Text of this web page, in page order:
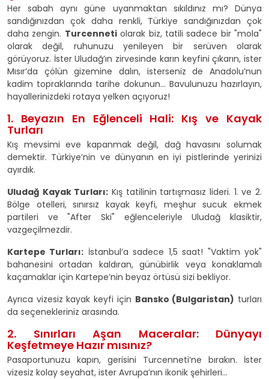
Her sabah aynı güne uyanmaktan sıkıldınız mı? Dünya
sandığınızdan çok daha renkli, Türkiye sandığınızdan çok
daha zengin. Turcennetiolarak biz, tatili sadece bir "mola"
olarak değil, ruhunuzu yenileyen bir serüven olarak
görüyoruz. İster Uludağ’ın zirvesinde karın keyfini çıkarın, ister
Mısır’da çölün gizemine dalın, isterseniz de Anadolu’nun
kadim topraklarında tarihe dokunun... Bavulunuzu hazırlayın,
hayallerinizdeki rotaya yelken açıyoruz!
1. Beyazın En Eğlenceli Hali: Kış ve Kayak
Turları
Kış mevsimi eve kapanmak değil, dağ havasını solumak
demektir. Türkiye’nin ve dünyanın en iyi pistlerinde yerinizi
ayırdık.
Uludağ Kayak Turları: Kış tatilinin tartışmasız lideri. 1. ve 2.
Bölge otelleri, sınırsız kayak keyfi, meşhur sucuk ekmek
partileri ve "After Ski" eğlenceleriyle Uludağ klasiktir,
vazgeçilmezdir.
Kartepe Turları: İstanbul’a sadece 1,5 saat! "Vaktim yok"
bahanesini ortadan kaldıran, günübirlik veya konaklamalı
kaçamaklar için Kartepe’nin beyaz örtüsü sizi bekliyor.
Ayrıca vizesiz kayak keyfi için Bansko (Bulgaristan) turları
da seçenekleriniz arasında.
2. Sınırları Aşan Maceralar: Dünyayı
Keşfetmeye Hazır mısınız?
Pasaportunuzu kapın, gerisini Turcenneti’ne bırakın. İster
vizesiz kolay seyahat, ister Avrupa’nın ikonik şehirleri...